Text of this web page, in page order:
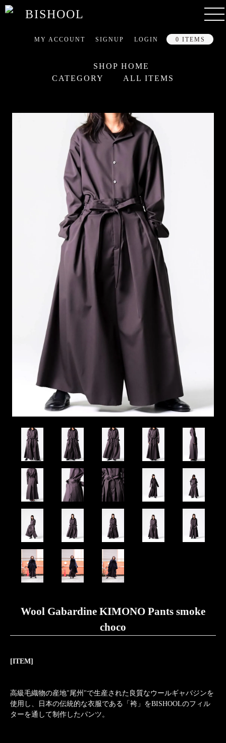
MY ACCOUNT SIGNUP LOGIN 0 ITEMS
SHOP HOME
CATEGORY
ALL ITEMS
Wool Gabardine KIMONO Pants smoke
choco
[ITEM]
高級毛織物の産地"尾州"で生産された良質なウールギャバジンを
使用し、日本の伝統的な衣服である「袴」をBISHOOLのフィル
ターを通して制作したパンツ。